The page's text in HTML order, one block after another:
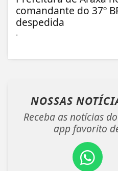
comandante do 37º
despedida
.
NOSSAS
Receba as notícias
app favorito